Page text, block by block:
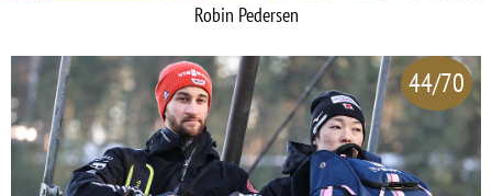
Robin Pedersen
44/70